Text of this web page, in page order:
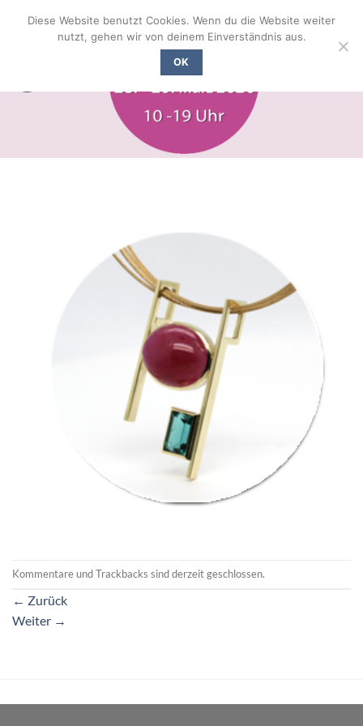
Inhalt
Kommentare und Trackbacks sind derzeit geschlossen.
← Zurück
Weiter →
Diese Website benutzt Cookies. Wenn du die Website weiter
nutzt, gehen wir von deinem Einverständnis aus.
OK